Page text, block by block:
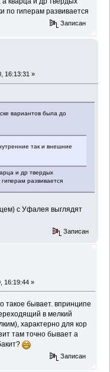
по гиперам развивается
Записан
16:13:31 »
вариантов была до
так и внешние
и др твердых
развивается
с Уфалея выглядят
Записан
16:19:44 »
такое бывает. впринципе
в мелкий
характерно для кор
там точно бывает а
Записан